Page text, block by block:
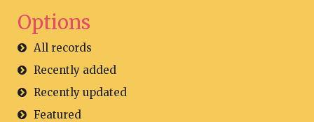
Options
All records
Recently added
Recently updated
Featured